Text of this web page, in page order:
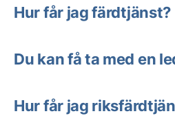
Hur får jag färdtjänst?
Du kan få ta med en
Hur får jag